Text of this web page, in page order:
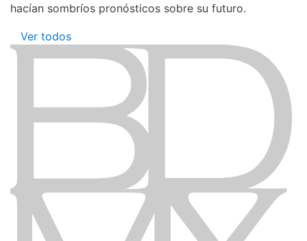
hacían sombríos pronósticos sobre su futuro.
Ver todos